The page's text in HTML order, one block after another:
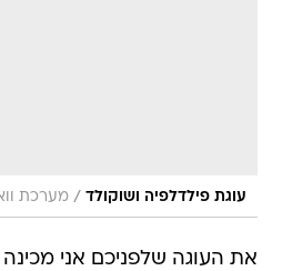
עוגת פילדלפיה ושוקולד / מערכת
את העוגה שלפניכם אני